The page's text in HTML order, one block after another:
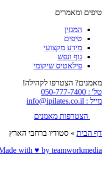
טיפים ומאמרים
המגזין
טיפים
מידע מקצועי
גוף ונפש
פילאטיס שיקומי
מאמנים? הצטרפו לקהילה!
טל' : 050-777-7400
מייל : info@ipilates.co.il
הצטרפות מאמנים
דף הבית » סטודיו ברחבי הארץ
with ♥️ by teamworkmedia